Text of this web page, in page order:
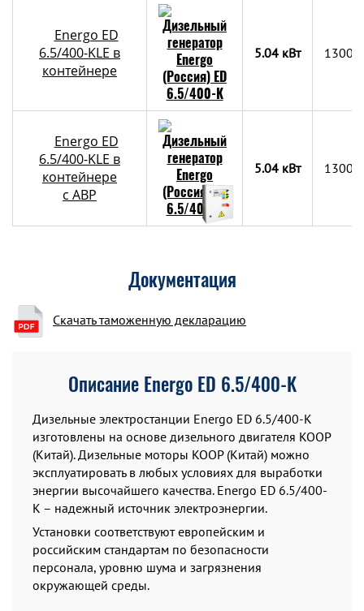
Energo ED
6.5/400-KLE в
контейнере
5.04 кВт
Energo ED
6.5/400-KLE в
контейнере
c АВР
5.04 кВт
Документация
Скачать таможенную декларацию
Описание Energo ED 6.5/400-K
Дизельные электростанции Energo ED 6.5/400-K
изготовлены на основе дизельного двигателя KOOP
(Китай). Дизельные моторы KOOP (Китай) можно
эксплуатировать в любых условиях для выработки
энергии высочайшего качества. Energo ED 6.5/400-
K – надежный источник электроэнергии.
Установки соответствуют европейским и
российским стандартам по безопасности
персонала, уровню шума и загрязнения
окружающей среды.